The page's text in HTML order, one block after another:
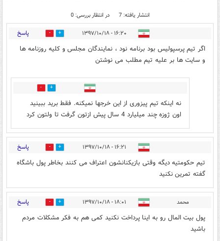
انتشار یافته: 7 در انتظار بررسی: 0
۱۶:۲۰ - ۱۳۹۷/۱۰/۱۸ 13 پاسخ
اگر تیم پرسپولیس بود برنامه نود ، نمایندگان مجلس و کلیه روزنامه ها
و سایت ها بر علیه تیم مطلب می نوشتن
10
نه اینکه تیم پیزوری از این خرجها نمیکنه. فقط برید ببینید
اون ژوزه چند میلیارد 4 سال پیش ازتون گرفت تا ولتون کرد
۱۶:۲۱ - ۱۳۹۷/۱۰/۱۸ 10 پاسخ
تیم حکومتیه دیگه وقتی بازیکنانشون اعتراف می کنند بخاطر پول باشگاه
گفته تمرین نکنید
محمد ۱۸:۰۱ - ۱۳۹۷/۱۰/۱۸ 0 پاسخ
پول بیت المال رو به اینا پرداخت نکنید کمی هم به فکر مشکلات مردم
باشید